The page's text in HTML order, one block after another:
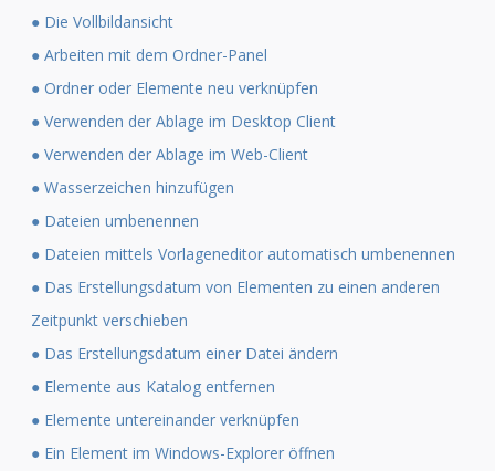
● Die Vollbildansicht
● Arbeiten mit dem Ordner-Panel
● Ordner oder Elemente neu verknüpfen
● Verwenden der Ablage im Desktop Client
● Verwenden der Ablage im Web-Client
● Wasserzeichen hinzufügen
● Dateien umbenennen
● Dateien mittels Vorlageneditor automatisch umbenennen
● Das Erstellungsdatum von Elementen zu einen anderen
Zeitpunkt verschieben
● Das Erstellungsdatum einer Datei ändern
● Elemente aus Katalog entfernen
● Elemente untereinander verknüpfen
● Ein Element im Windows-Explorer öffnen